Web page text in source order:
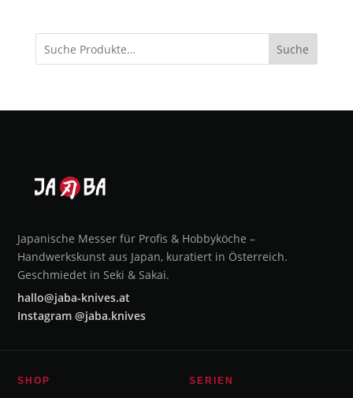
Suche
Japanische Messer für Profis & Hobbyköche –
Handwerkskunst aus Japan, kuratiert in Österreich.
Geschmiedet in Seki & Sakai.
hallo@jaba-knives.at
Instagram @jaba.knives
SHOP SERIEN